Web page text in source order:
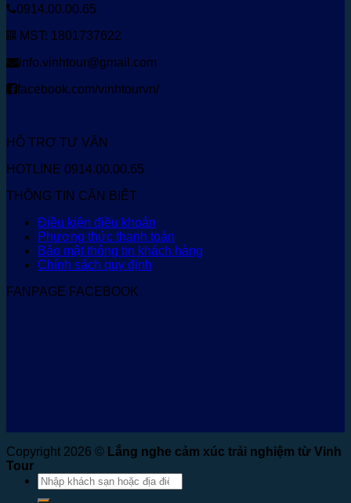
0914.00.00.65
MST: 1801737622
info.vinhtour@gmail.com
facebook.com/vinhtourvn/
HỖ TRỢ TƯ VẤN
HOTLINE 0914.00.00.65
THÔNG TIN CẦN BIẾT
Điều kiện điều khoản
Phương thức thanh toán
Bảo mật thông tin khách hàng
Chính sách quy định
FANPAGE FACEBOOK
Copyright 2026 © Lắng nghe cảm xúc trải nghiệm từ Vinh
Tour
Tìm
kiếm: